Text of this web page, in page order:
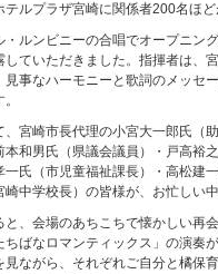
テルプラザ宮崎に関係者200名ほ
・ルンビニーの合唱でオープニン
していただきました。指揮者は、
見事なハーモニーと歌詞のメッセ
、宮崎市長代理の小宮大一郎氏（
本和男氏（県議会議員）・戸高裕
一氏（市児童福祉課長）・高松建
崎中学校長）の皆様が、お忙しい
と、会場のあちこちで懐かしい再
ちばなロマンティックス」の演奏
見ながら、それぞれご自分と橘保